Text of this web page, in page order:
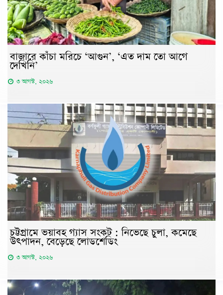
বাজারে কাঁচা মরিচে ‘আগুন’, ‘এত দাম তো আগে
দেখিনি’
৩ আগস্ট, ২০২৬
চট্টগ্রামে ভয়াবহ গ্যাস সংকট : নিভেছে চুলা, কমেছে
উৎপাদন, বেড়েছে লোডশেডিং
৩ আগস্ট, ২০২৬